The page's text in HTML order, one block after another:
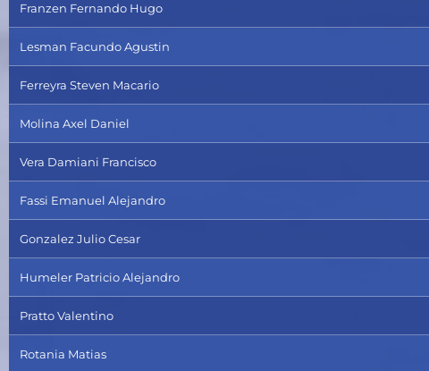
Franzen Fernando Hugo
Lesman Facundo Agustin
Ferreyra Steven Macario
Molina Axel Daniel
Vera Damiani Francisco
Fassi Emanuel Alejandro
Gonzalez Julio Cesar
Humeler Patricio Alejandro
Pratto Valentino
Rotania Matias